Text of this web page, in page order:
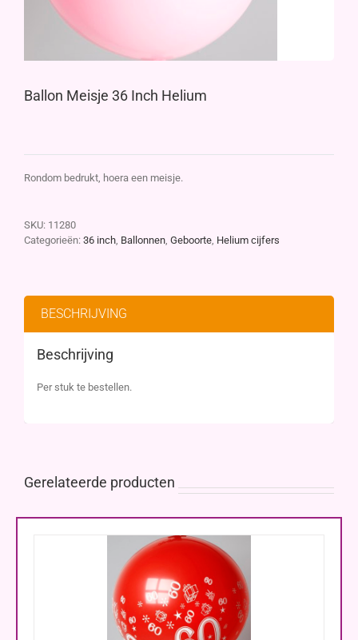
Ballon Meisje 36 Inch Helium
Rondom bedrukt, hoera een meisje.
SKU: 11280
Categorieën: 36 inch Ballonnen Geboorte Helium cijfers
BESCHRIJVING
Beschrijving
Per stuk te bestellen.
Gerelateerde producten